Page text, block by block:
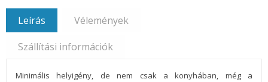
Leírás
Vélemények
Szállítási információk
Minimális helyigény, de nem csak a konyhában, még a